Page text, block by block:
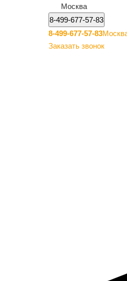
Москва
8-499-677-57-83
8-499-677-57-83
Заказать звонок